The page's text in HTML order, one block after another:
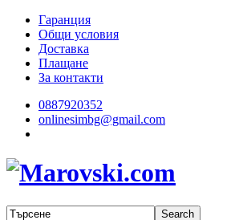
Гаранция
Общи условия
Доставка
Плащане
За контакти
0887920352
onlinesimbg@gmail.com